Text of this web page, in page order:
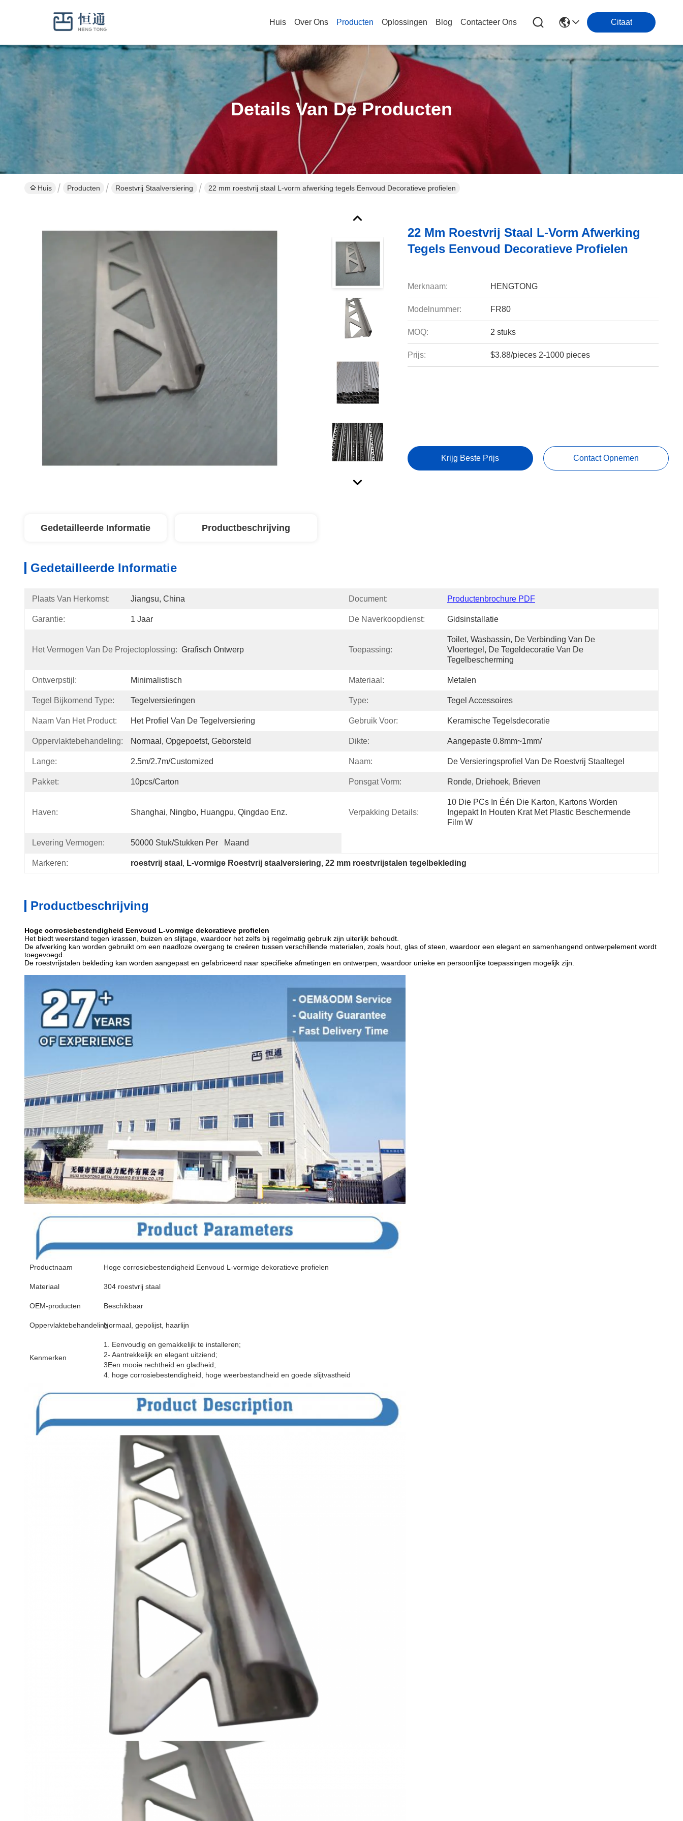
Huis Over Ons Producten Oplossingen Blog Contacteer Ons Citaat
Details Van De Producten
Huis Producten Roestvrij Staalversiering 22 mm roestvrij staal L-vorm afwerking tegels Eenvoud Decoratieve profielen
22 Mm Roestvrij Staal L-Vorm Afwerking
Tegels Eenvoud Decoratieve Profielen
Merknaam: HENGTONG
Modelnummer: FR80
MOQ: 2 stuks
Prijs: $3.88/pieces 2-1000 pieces
Krijg Beste Prijs Contact Opnemen
Gedetailleerde Informatie Productbeschrijving
Gedetailleerde Informatie
Plaats Van Herkomst: Jiangsu, China Document: Productenbrochure PDF
Garantie: 1 Jaar De Naverkoopdienst: Gidsinstallatie
Het Vermogen Van De Projectoplossing: Grafisch Ontwerp Toepassing:
Toilet, Wasbassin, De Verbinding Van De
Vloertegel, De Tegeldecoratie Van De
Tegelbescherming
Ontwerpstijl: Minimalistisch Materiaal: Metalen
Tegel Bijkomend Type: Tegelversieringen Type: Tegel Accessoires
Naam Van Het Product: Het Profiel Van De Tegelversiering Gebruik Voor: Keramische Tegelsdecoratie
Oppervlaktebehandeling: Normaal, Opgepoetst, Geborsteld Dikte: Aangepaste 0.8mm~1mm/
Lange: 2.5m/2.7m/Customized Naam: De Versieringsprofiel Van De Roestvrij Staaltegel
Pakket: 10pcs/carton Ponsgat Vorm: Ronde, Driehoek, Brieven
Haven: Shanghai, Ningbo, Huangpu, Qingdao Enz. Verpakking Details:
10 Die PCs In Één Die Karton, Kartons Worden
Ingepakt In Houten Krat Met Plastic Beschermende
Film W
Levering Vermogen: 50000 Stuk/Stukken Per   Maand
Markeren: roestvrij staal , L-vormige Roestvrij staalversiering, 22 mm roestvrijstalen tegelbekleding
Productbeschrijving
Hoge corrosiebestendigheid Eenvoud L-vormige dekoratieve profielen
Het biedt weerstand tegen krassen, buizen en slijtage, waardoor het zelfs bij regelmatig gebruik zijn uiterlijk behoudt.
De afwerking kan worden gebruikt om een naadloze overgang te creëren tussen verschillende materialen, zoals hout, glas of steen, waardoor een elegant en samenhangend ontwerpelement wordt
toegevoegd.
De roestvrijstalen bekleding kan worden aangepast en gefabriceerd naar specifieke afmetingen en ontwerpen, waardoor unieke en persoonlijke toepassingen mogelijk zijn.
Productnaam Hoge corrosiebestendigheid Eenvoud L-vormige dekoratieve profielen
Materiaal 304 roestvrij staal
OEM-producten Beschikbaar
OppervlaktebehandelingNormaal, gepolijst, haarlijn
Kenmerken
1. Eenvoudig en gemakkelijk te installeren;
2- Aantrekkelijk en elegant uitziend;
3Een mooie rechtheid en gladheid;
4. hoge corrosiebestendigheid, hoge weerbestandheid en goede slijtvastheid